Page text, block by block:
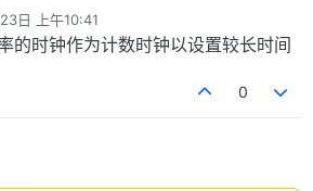
日 上午10:41
的时钟作为计数时钟以设置较长时间
0